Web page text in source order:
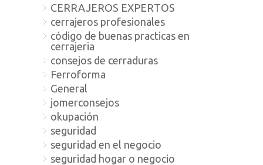
CERRAJEROS EXPERTOS
cerrajeros profesionales
código de buenas practicas en
cerrajeria
consejos de cerraduras
Ferroforma
General
jomerconsejos
okupación
seguridad
seguridad en el negocio
seguridad hogar o negocio